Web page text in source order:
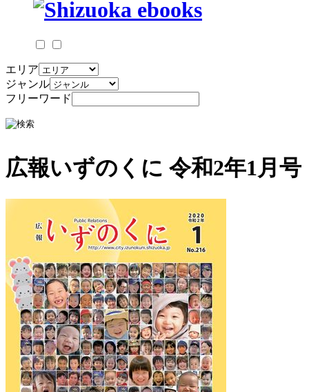
エリア
ジャンル
フリーワード
広報いずのくに 令和2年1月号